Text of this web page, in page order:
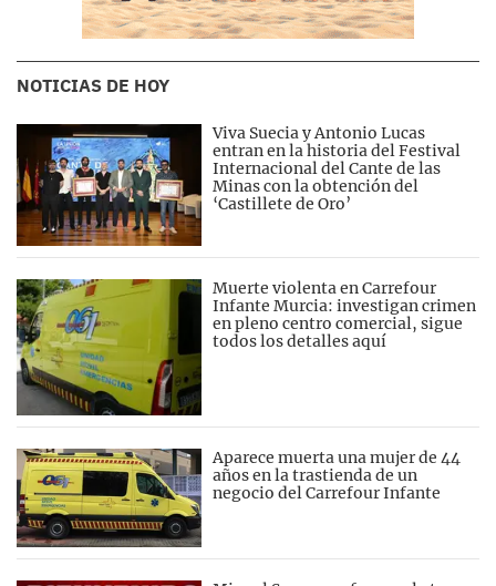
NOTICIAS DE HOY
Viva Suecia y Antonio Lucas
entran en la historia del Festival
Internacional del Cante de las
Minas con la obtención del
‘Castillete de Oro’
Muerte violenta en Carrefour
Infante Murcia: investigan crimen
en pleno centro comercial, sigue
todos los detalles aquí
Aparece muerta una mujer de 44
años en la trastienda de un
negocio del Carrefour Infante